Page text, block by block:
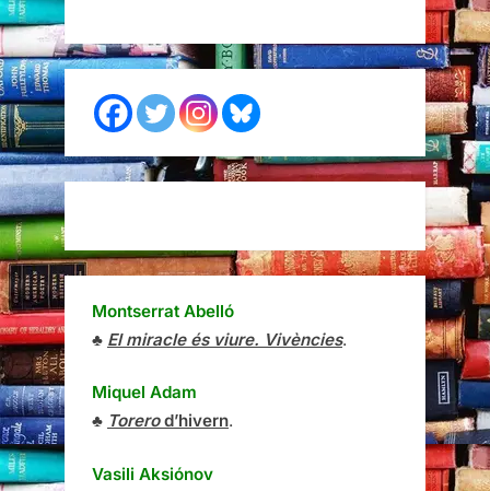
Montserrat Abelló
♣ El miracle és viure. Vivències.
Miquel Adam
♣ Torerod’hivern.
Vasili Aksiónov